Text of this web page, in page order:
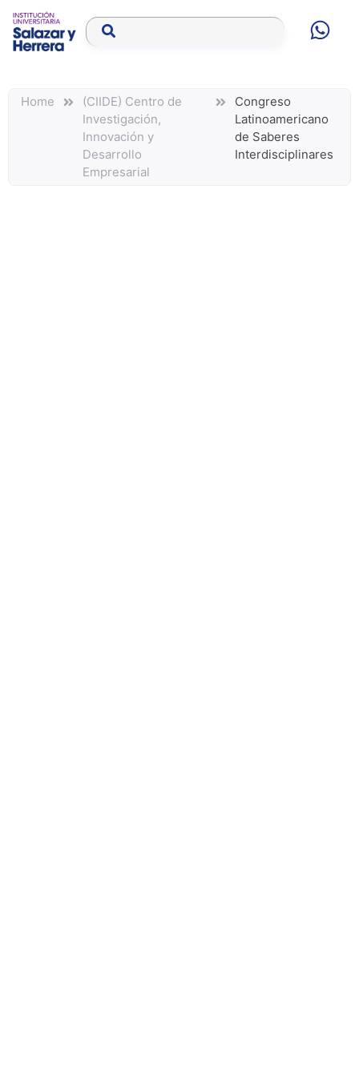
Home
(CIIDE) Centro de
Investigación,
Innovación y
Desarrollo
Empresarial
Congreso
Latinoamericano
de Saberes
Interdisciplinares